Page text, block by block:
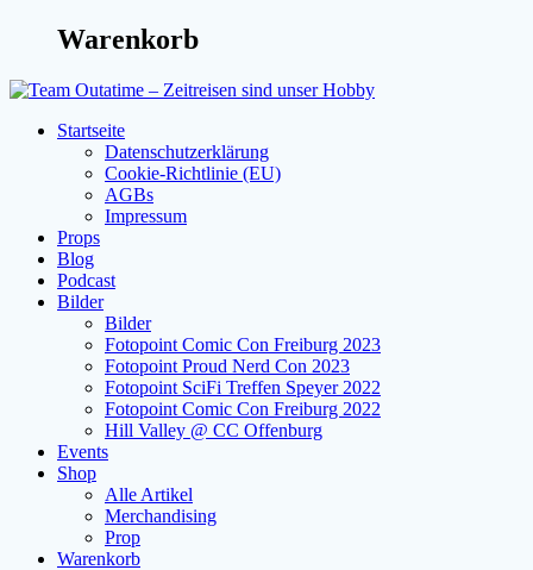
Warenkorb
Startseite
Datenschutzerklärung
Cookie-Richtlinie (EU)
AGBs
Impressum
Props
Blog
Podcast
Bilder
Bilder
Fotopoint Comic Con Freiburg 2023
Fotopoint Proud Nerd Con 2023
Fotopoint SciFi Treffen Speyer 2022
Fotopoint Comic Con Freiburg 2022
Hill Valley @ CC Offenburg
Events
Shop
Alle Artikel
Merchandising
Prop
Warenkorb